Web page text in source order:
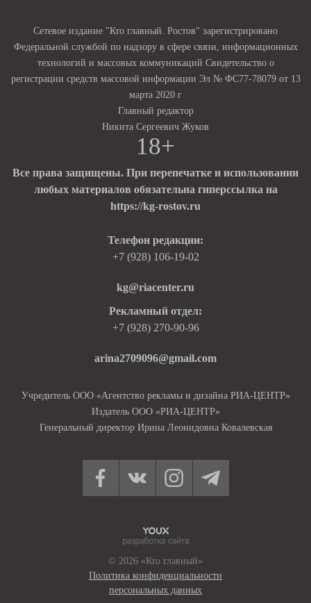
Сетевое издание "Кто главный. Ростов" зарегистрировано
Федеральной службой по надзору в сфере связи, информационных
технологий и массовых коммуникаций Свидетельство о
регистрации средств массовой информации Эл № ФС77-78079 от 13
марта 2020 г
Главный редактор
Никита Сергеевич Жуков
18+
Все права защищены. При перепечатке и использовании
любых материалов обязательна гиперссылка на
https://kg-rostov.ru
Телефон редакции:
+7 (928) 106-19-02
kg@riacenter.ru
Рекламный отдел:
+7 (928) 270-90-96
arina2709096@gmail.com
Учредитель ООО «Агентство рекламы и дизайна РИА-ЦЕНТР»
Издатель ООО «РИА-ЦЕНТР»
Генеральный директор Ирина Леонидовна Ковалевская
© 2026 «Кто главный»
Политика конфиденциальности
персональных данных